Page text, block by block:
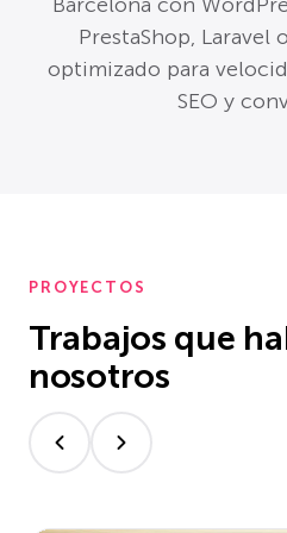
PrestaShop, Laravel
optimizado para
SEO y
PROYECTOS
Trabajos que
nosotros